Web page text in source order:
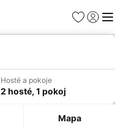
Oblíbené
Hosté a pokoje
2 hosté, 1 pokoj
Mapa